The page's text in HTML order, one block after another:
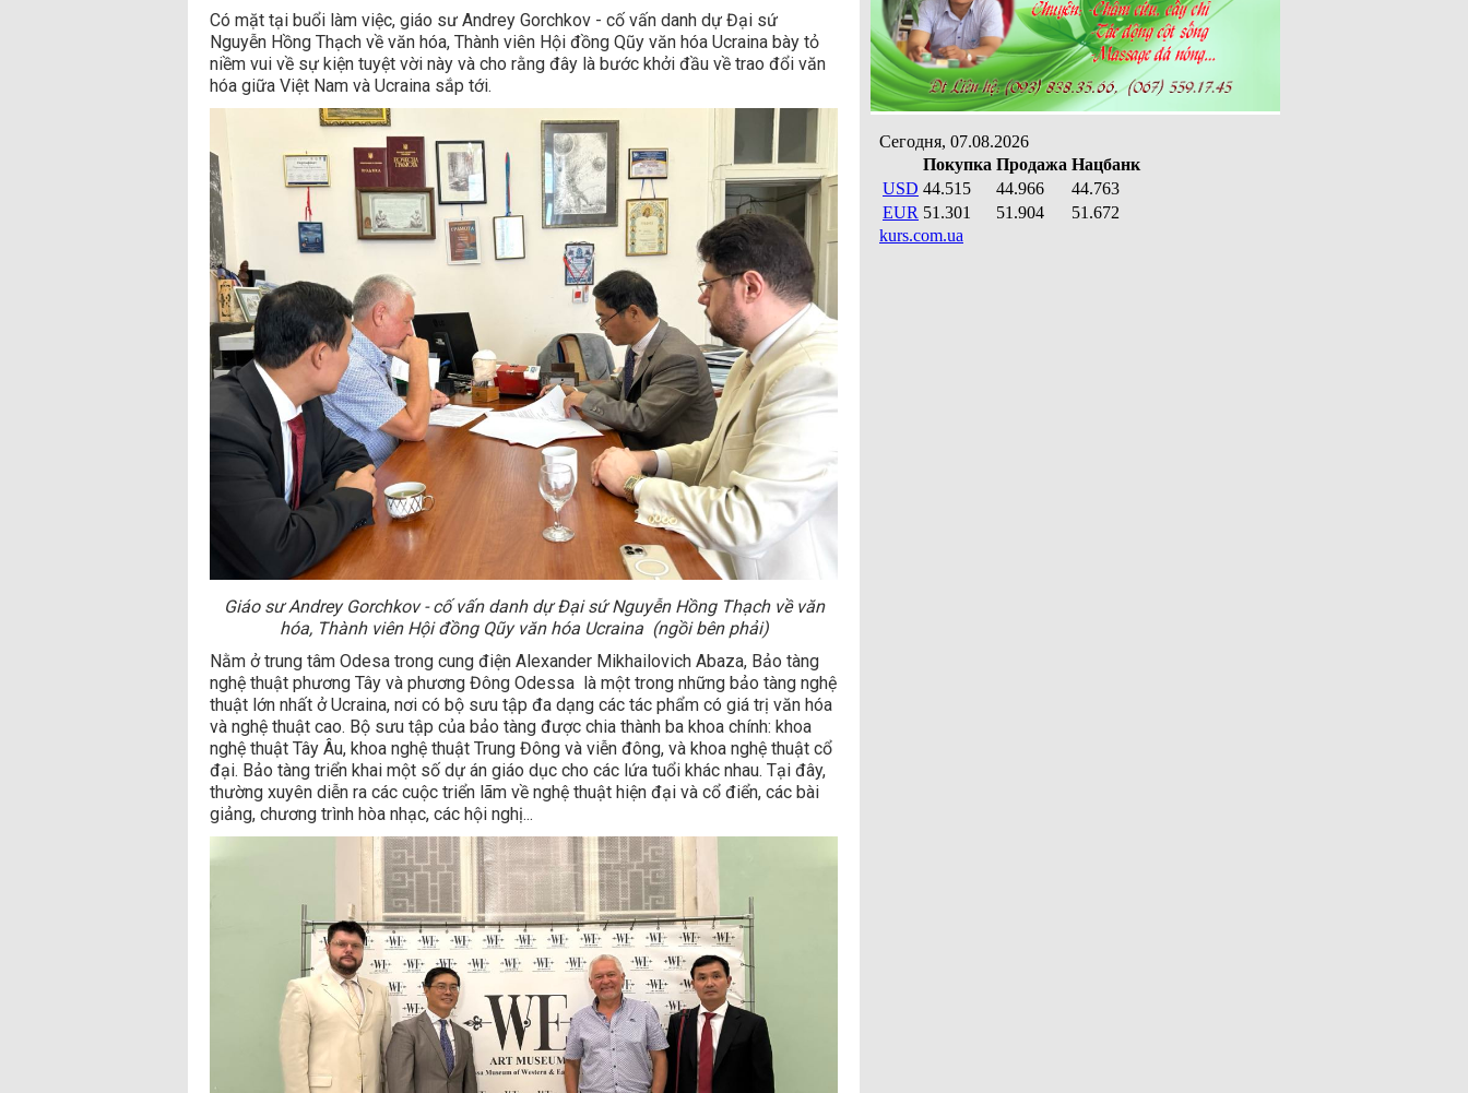
Có mặt tại buổi làm việc, giáo sư Andrey Gorchkov - cố vấn danh dự Đại sứ
Nguyễn Hồng Thạch về văn hóa, Thành viên Hội đồng Qũy văn hóa Ucraina bày tỏ
niềm vui về sự kiện tuyệt vời này và cho rằng đây là bước khởi đầu về trao đổi văn
hóa giữa Việt Nam và Ucraina sắp tới.
Giáo sư Andrey Gorchkov - cố vấn danh dự Đại sứ Nguyễn Hồng Thạch về văn
hóa, Thành viên Hội đồng Qũy văn hóa Ucraina (ngồi bên phải)
Nằm ở trung tâm Odesa trong cung điện Alexander Mikhailovich Abaza, Bảo tàng
nghệ thuật phương Tây và phương Đông Odessa là một trong những bảo tàng nghệ
thuật lớn nhất ở Ucraina, nơi có bộ sưu tập đa dạng các tác phẩm có giá trị văn hóa
và nghệ thuật cao. Bộ sưu tập của bảo tàng được chia thành ba khoa chính: khoa
nghệ thuật Tây Âu, khoa nghệ thuật Trung Đông và viễn đông, và khoa nghệ thuật cổ
đại. Bảo tàng triển khai một số dự án giáo dục cho các lứa tuổi khác nhau. Tại đây,
thường xuyên diễn ra các cuộc triển lãm về nghệ thuật hiện đại và cổ điển, các bài
giảng, chương trình hòa nhạc, các hội nghị...